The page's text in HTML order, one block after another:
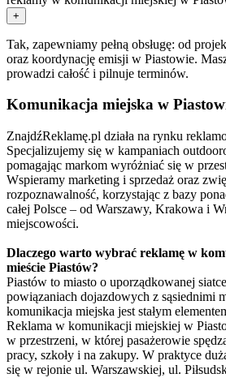
+
Tak, zapewniamy pełną obsługę: od
oraz koordynację emisji w Piastowie.
prowadzi całość i pilnuje terminów.
Komunikacja miejska w
ZnajdźReklamę.pl działa na rynku
Specjalizujemy się w kampaniach
pomagając markom wyróżniać się w
Wspieramy marketing i sprzedaż oraz
rozpoznawalność, korzystając z bazy
całej Polsce – od Warszawy, Krakowa i
miejscowości.
Dlaczego warto wybrać reklamę w
mieście Piastów?
Piastów to miasto o uporządkowanej
powiązaniach dojazdowych z sąsiednimi
komunikacja miejska jest stałym
Reklama w komunikacji miejskiej w
w przestrzeni, w której pasażerowie
pracy, szkoły i na zakupy. W praktyce
się w rejonie ul. Warszawskiej, ul.